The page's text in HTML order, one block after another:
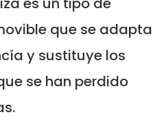
que se adapta
y sustituye los
se han perdido